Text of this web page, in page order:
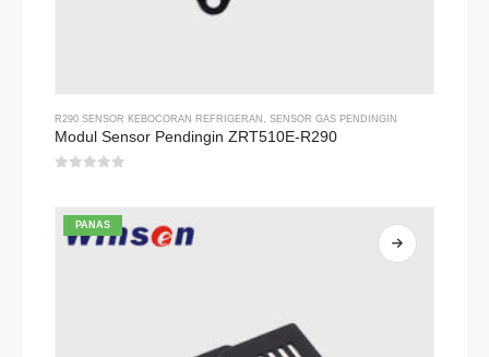
R290 SENSOR KEBOCORAN REFRIGERAN SENSOR GAS PENDINGIN
Modul Sensor Pendingin ZRT510E-R290
PANAS